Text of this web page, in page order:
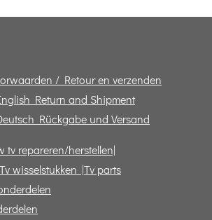
/ Retour en verzenden
Return and Shipment
Rückgabe und Versand
tv repareren/herstellen|
wisselstukken |Tv parts